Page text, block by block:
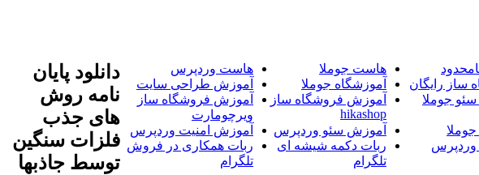
هاست جوملا
هاست وردپرس
ساز رایگان آموزشگاه جوملا
آموزش طراحی سایت
جوملا
آموزش فروشگاه ساز
hikashop
آموزش فروشگاه ساز
ویرچومارت
آموزش سئو وردپرس
آموزش امنیت وردپرس
وردپرس
ربات دکمه شیشه ای
تلگرام
ربات همکاری در فروش
تلگرام
دانلود پایان
نامه روش
های جذب
فلزات سنگین
توسط جاذبها